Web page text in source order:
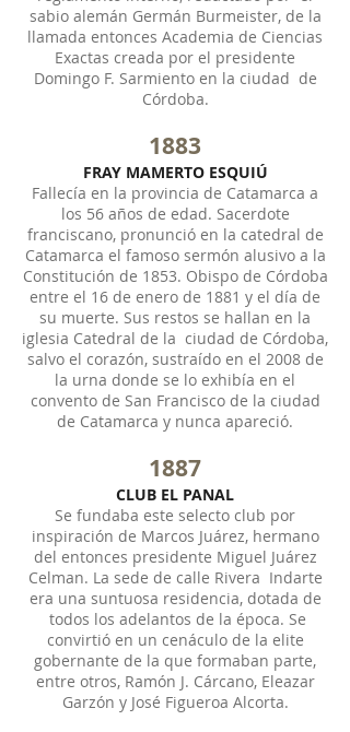
sabio alemán Germán Burmeister, de la
llamada entonces Academia de Ciencias
Exactas creada por el presidente
Domingo F. Sarmiento en la ciudad de
Córdoba.
1883
FRAY MAMERTO ESQUIÚ
Fallecía en la provincia de Catamarca a
los 56 años de edad. Sacerdote
franciscano, pronunció en la catedral de
Catamarca el famoso sermón alusivo a la
Constitución de 1853. Obispo de Córdoba
entre el 16 de enero de 1881 y el día de
su muerte. Sus restos se hallan en la
iglesia Catedral de la ciudad de Córdoba,
salvo el corazón, sustraído en el 2008 de
la urna donde se lo exhibía en el
convento de San Francisco de la ciudad
de Catamarca y nunca apareció.
1887
CLUB EL PANAL
Se fundaba este selecto club por
inspiración de Marcos Juárez, hermano
del entonces presidente Miguel Juárez
Celman. La sede de calle Rivera Indarte
era una suntuosa residencia, dotada de
todos los adelantos de la época. Se
convirtió en un cenáculo de la elite
gobernante de la que formaban parte,
entre otros, Ramón J. Cárcano, Eleazar
Garzón y José Figueroa Alcorta.